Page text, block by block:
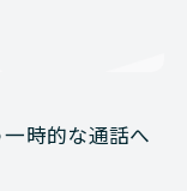
時的な通話へ